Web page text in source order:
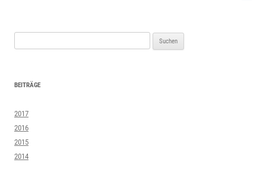
BEITRÄGE
2017
2016
2015
2014